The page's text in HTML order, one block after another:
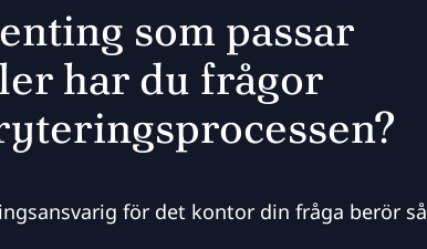
som passar
har du frågor
för det kontor din fråga berör så